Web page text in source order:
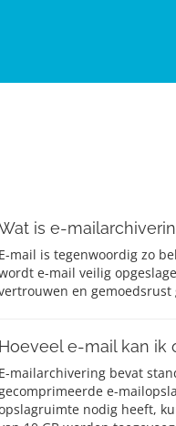
is e-
E-mail is tegenwoordig zo
e-mail veilig
en gemoedsrust
Hoeveel e-mail kan ik
E-mailarchivering bevat
e-
nodig heeft,